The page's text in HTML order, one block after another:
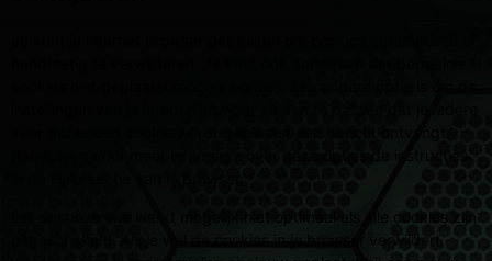
Let op: onze site werkt mogelijk niet optimaal als alle cookies zijn
uitgeschakeld. Als je wel de cookies in je browser verwijdert,